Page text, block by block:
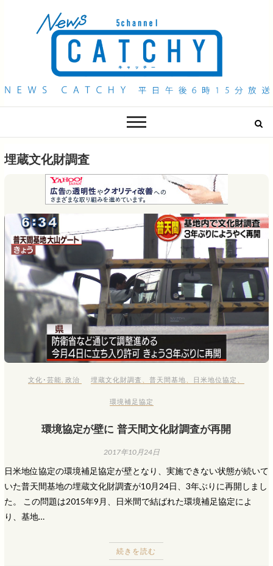
QAB NEWS Headline
埋蔵文化財調査
文化･芸能 ,政治 埋蔵文化財調査 、普天間基地 日米地位協定
環境補足協定
環境協定が壁に 普天間文化財調査が再開
2017年10月24日
日米地位協定の環境補足協定が壁となり、実施できない状態が続いて
いた普天間基地の埋蔵文化財調査が10月24日、3年ぶりに再開しまし
た。 この問題は2015年9月、日米間で結ばれた環境補足協定によ
り、基地…
続きを読む